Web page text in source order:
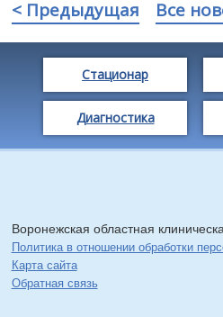
< Предыдущая Все
Стационар
Диагностика
Воронежская областная
Политика в отношении обработки
Карта сайта
Обратная связь